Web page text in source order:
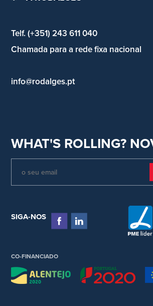
Telf. (+351) 243 611 040
Chamada para a rede fixa nacional
info@rodalges.pt
WHAT'S ROLLING?
SIGA-NOS
CO-FINANCIADO